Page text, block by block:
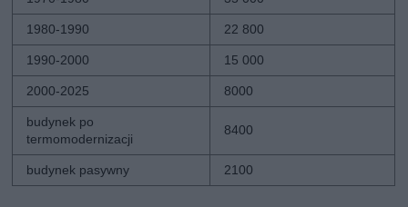
1980-1990 22 800
1990-2000 15 000
2000-2025 8000
budynek po
termomodernizacji
8400
budynek pasywny 2100